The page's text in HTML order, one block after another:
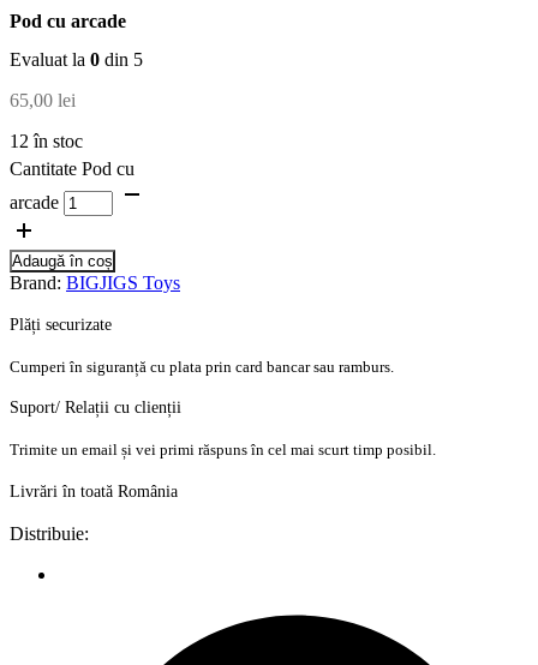
Pod cu arcade
Evaluat la 0 din 5
65,00 lei
12 în stoc
Cantitate Pod cu
arcade
Adaugă în coș
Brand: BIGJIGS Toys
Plăți securizate
Cumperi în siguranță cu plata prin card bancar sau ramburs.
Suport/ Relații cu clienții
Trimite un email și vei primi răspuns în cel mai scurt timp posibil.
Livrări în toată România
Distribuie: